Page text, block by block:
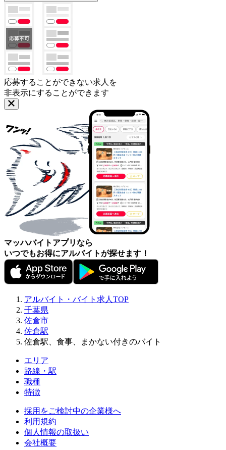
応募することができない求人を
非表示にすることができます
マッハバイトアプリなら
いつでもお得にアルバイトが探せます！
アルバイト・バイト求人TOP
千葉県
佐倉市
佐倉駅
佐倉駅、食事、まかない付きのバイト
エリア
路線・駅
職種
特徴
採用をご検討中の企業様へ
利用規約
個人情報の取扱い
会社概要